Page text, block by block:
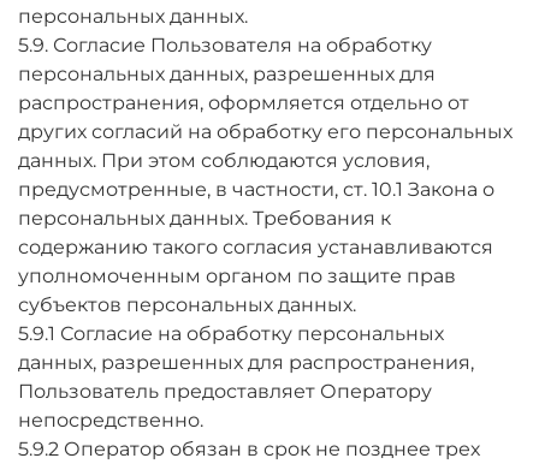
персональных данных.
5.9. Согласие Пользователя на обработку
персональных данных, разрешенных для
распространения, оформляется отдельно от
других согласий на обработку его персональных
данных. При этом соблюдаются условия,
предусмотренные, в частности, ст. 10.1 Закона о
персональных данных. Требования к
содержанию такого согласия устанавливаются
уполномоченным органом по защите прав
субъектов персональных данных.
5.9.1 Согласие на обработку персональных
данных, разрешенных для распространения,
Пользователь предоставляет Оператору
непосредственно.
5.9.2 Оператор обязан в срок не позднее трех